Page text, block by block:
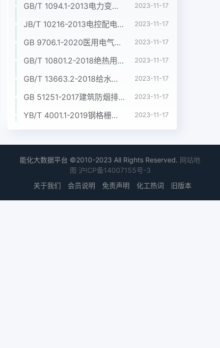
GB/T 1094.1-2013电力变压器 第1部分:总则 2023-11-17
JB/T 10216-2013电控配电用电缆桥架 2023-11-17
GB 9706.1-2020医用电气设备 第1部分:基本安全和基本性能的通用要求 2023-11-17
GB/T 10801.2-2018绝热用挤塑聚苯乙烯泡沫塑料(XPS) 2023-11-17
GB/T 13663.2-2018给水用聚乙烯(PE)管道系统 第2部分:管材 2023-11-17
GB 51251-2017建筑防烟排烟系统技术标准 2023-11-17
YB/T 4001.1-2019钢格栅板及配套件 第1部分:钢格栅板 2023-11-17
能化大数据平台 ©2010-2023 All Rights Reserved. 网站地
图 沪ICP备14007155号-3
关于我们
会员说明 免责声明 化工热词 旧版本